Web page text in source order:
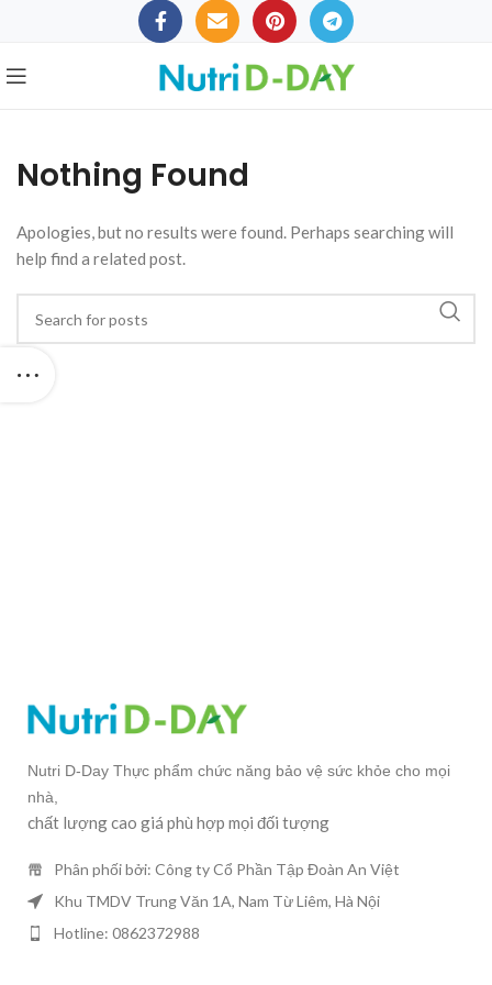
Nothing Found
Apologies, but no results were found. Perhaps searching will
help find a related post.
Nutri D-Day Thực phẩm chức năng bảo vệ sức khỏe cho mọi
nhà,
chất lượng cao giá phù hợp mọi đối tượng
Phân phối bởi: Công ty Cổ Phần Tập Đoàn An Việt
Khu TMDV Trung Văn 1A, Nam Từ Liêm, Hà Nội
Hotline: 0862372988